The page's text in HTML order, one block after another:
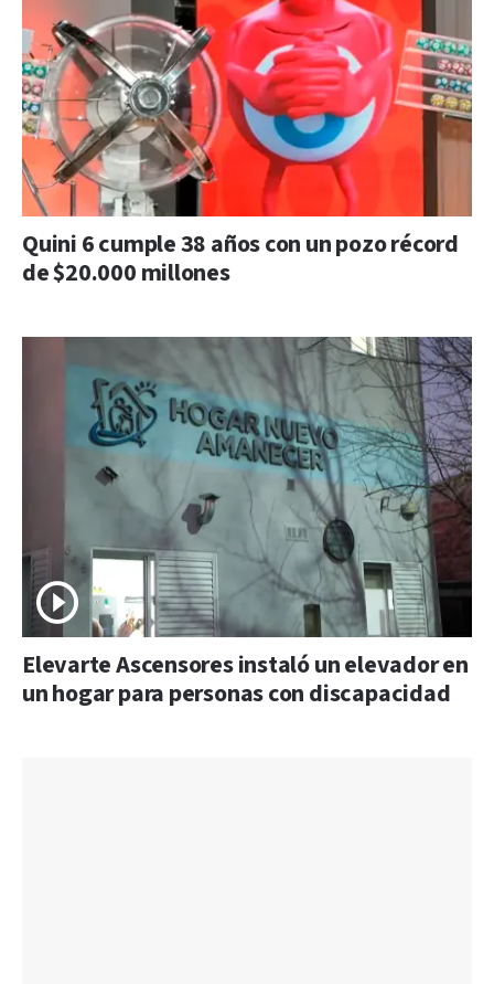
Quini 6 cumple 38 años con un pozo récord
de $20.000 millones
Elevarte Ascensores instaló un elevador en
un hogar para personas con discapacidad